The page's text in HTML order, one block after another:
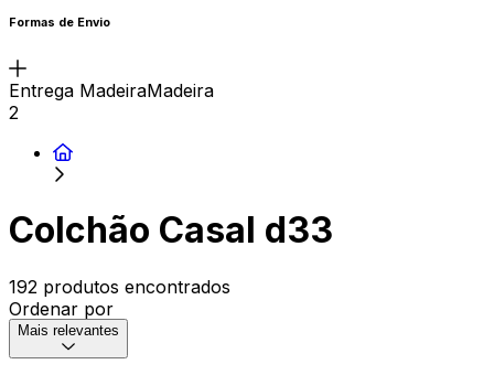
Formas de Envio
Entrega MadeiraMadeira
2
Colchão Casal d33
192 produtos encontrados
Ordenar por
Mais relevantes